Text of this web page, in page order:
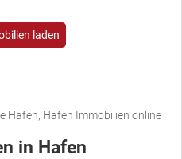
laden
Hafen, Hafen Immobilien online
in Hafen